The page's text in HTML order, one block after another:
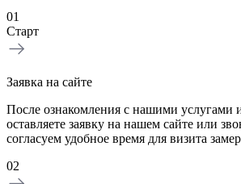
01
Старт
Заявка на сайте
После ознакомления с нашими
оставляете заявку на нашем сайте или
согласуем удобное время для визита
02